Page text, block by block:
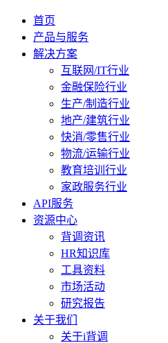
首页
产品与服务
解决方案
互联网/IT行业
金融保险行业
生产/制造行业
地产/建筑行业
快消/零售行业
物流/运输行业
教育培训行业
家政服务行业
API服务
资源中心
背调资讯
HR知识库
工具资料
市场活动
研究报告
关于我们
关于i背调